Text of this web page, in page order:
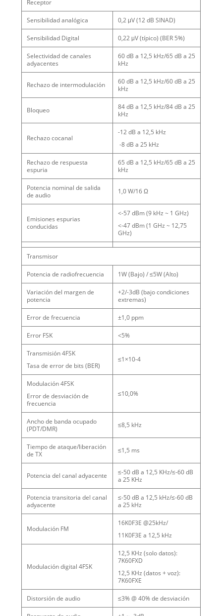
Receptor
Sensibilidad analógica 0,2 μV (12 dB SINAD)
Sensibilidad Digital 0,22 μV (típico) (BER 5%)
Selectividad de canales
adyacentes
60 dB a 12,5 kHz/65 dB a 25
kHz
Rechazo de intermodulación
60 dB a 12,5 kHz/60 dB a 25
kHz
Bloqueo
84 dB a 12,5 kHz/84 dB a 25
kHz
Rechazo cocanal
-12 dB a 12,5 kHz
-8 dB a 25 kHz
Rechazo de respuesta
espuria
65 dB a 12,5 kHz/65 dB a 25
kHz
Potencia nominal de salida
de audio
1,0 W/16 Ω
Emisiones espurias
conducidas
<-57 dBm (9 kHz ~ 1 GHz)
<-47 dBm (1 GHz ~ 12,75
GHz)
Transmisor
Potencia de radiofrecuencia 1W (Bajo) / ≤5W (Alto)
Variación del margen de
potencia
+2/-3dB (bajo condiciones
extremas)
Error de frecuencia ±1,0 ppm
Error FSK <5%
Transmisión 4FSK
Tasa de error de bits (BER)
≤1×10-4
Modulación 4FSK
Error de desviación de
frecuencia
≤10,0%
Ancho de banda ocupado
(PDT/DMR)
≤8,5 kHz
Tiempo de ataque/liberación
de TX
≤1,5 ms
Potencia del canal adyacente
≤-50 dB a 12,5 KHz/≤-60 dB
a 25 KHz
Potencia transitoria del canal
adyacente
≤-50 dB a 12,5 kHz/≤-60 dB
a 25 kHz
Modulación FM
16K0F3E @25kHz/
11K0F3E a 12,5 kHz
Modulación digital 4FSK
12,5 KHz (solo datos):
7K60FXD
12,5 KHz (datos + voz):
7K60FXE
Distorsión de audio ≤3% @ 40% de desviación